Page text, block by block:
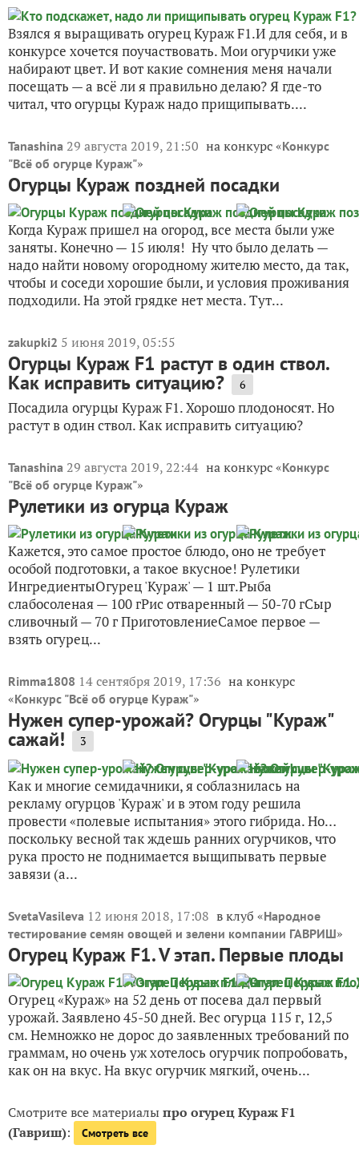
Взялся я выращивать огурец Кураж F1.И для себя, и в
конкурсе хочется поучаствовать. Мои огурчики уже
набирают цвет. И вот какие сомнения меня начали
посещать — а всё ли я правильно делаю? Я где-то
читал, что огурцы Кураж надо прищипывать....
Tanashina 29 августа 2019, 21:50 на конкурс «Конкурс
"Всё об огурце Кураж"»
Огурцы Кураж поздней посадки
Когда Кураж пришел на огород, все места были уже
заняты. Конечно — 15 июля! Ну что было делать —
надо найти новому огородному жителю место, да так,
чтобы и соседи хорошие были, и условия проживания
подходили. На этой грядке нет места. Тут...
zakupki2 5 июня 2019, 05:55
Огурцы Кураж F1 растут в один ствол.
Как исправить ситуацию? 6
Посадила огурцы Кураж F1. Хорошо плодоносят. Но
растут в один ствол. Как исправить ситуацию?
Tanashina 29 августа 2019, 22:44 на конкурс «Конкурс
"Всё об огурце Кураж"»
Рулетики из огурца Кураж
Кажется, это самое простое блюдо, оно не требует
особой подготовки, а такое вкусное! Рулетики
ИнгредиентыОгурец 'Кураж' — 1 шт.Рыба
слабосоленая — 100 гРис отваренный — 50-70 гСыр
сливочный — 70 г ПриготовлениеСамое первое —
взять огурец...
Rimma1808 14 сентября 2019, 17:36 на конкурс
«Конкурс "Всё об огурце Кураж"»
Нужен супер-урожай? Огурцы "Кураж"
сажай! 3
Как и многие семидачники, я соблазнилась на
рекламу огурцов 'Кураж' и в этом году решила
провести «полевые испытания» этого гибрида. Но…
поскольку весной так ждешь ранних огурчиков, что
рука просто не поднимается выщипывать первые
завязи (а...
SvetaVasileva 12 июня 2018, 17:08 в клуб «Народное
тестирование семян овощей и зелени компании ГАВРИШ»
Огурец Кураж F1. V этап. Первые плоды
Огурец «Кураж» на 52 день от посева дал первый
урожай. Заявлено 45-50 дней. Вес огурца 115 г, 12,5
см. Немножко не дорос до заявленных требований по
граммам, но очень уж хотелось огурчик попробовать,
как он на вкус. На вкус огурчик мягкий, очень...
Смотрите все материалыпро огурец Кураж F1
(Гавриш): Смотреть все